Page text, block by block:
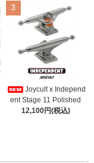
3
Joycult x Independ
ent Stage 11 Polished
12,100円(税込)